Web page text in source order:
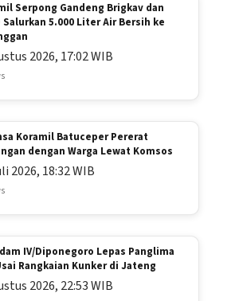
Serpong Gandeng Brigkav dan
Salurkan 5.000 Liter Air Bersih ke
2026, 17:02 WIB
Koramil Batuceper Pererat
dengan Warga Lewat Komsos
2026, 18:32 WIB
IV/Diponegoro Lepas Panglima
Rangkaian Kunker di Jateng
2026, 22:53 WIB